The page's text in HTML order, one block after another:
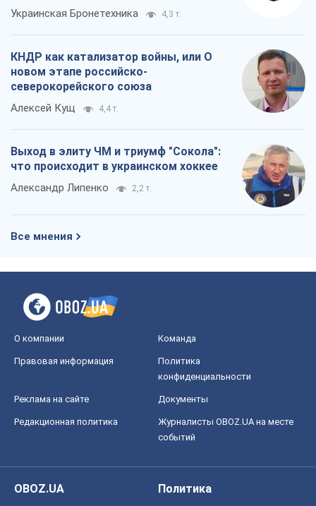
Украинская Бронетехника 4,3 т.
КНДР как катализатор войны, или О
новом этапе российско-
северокорейского союза
Алексей Кущ 4,4 т.
Выход в элиту ЧМ и триумф "Сокола":
что происходит в украинском хоккее
Александр Липенко 2,2 т.
Все мнения
О компании Команда
Правовая информация
Политика
конфиденциальности
Реклама на сайте Документы
Редакционная политика
Журналисты OBOZ.UA на месте
событий
OBOZ.UA
Политика